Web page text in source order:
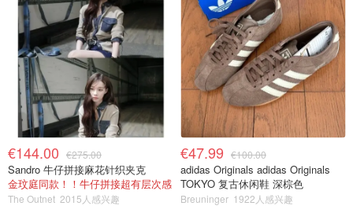
€144.00 €275.00
Sandro 牛仔拼接麻花针织夹克
金玟庭同款！！牛仔拼接超有层次感
The Outnet 2015人感兴趣
€47.99 €100.00
adidas Originals adidas Originals
TOKYO 复古休闲鞋 深棕色
Breuninger 1922人感兴趣